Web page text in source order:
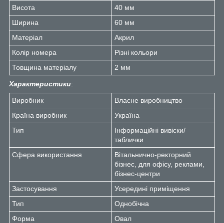
Висота
40 мм
Ширина
60 мм
Матеріал
Акрил
Колір номера
Різні кольори
Товщина матеріалу
2 мм
Характеристики:
Виробник
Власне виробництво
Країна виробник
Україна
Тип
Інформаційні вивіски/
таблички
Сфера використання
Вітальнично-ректорний
бізнес, для офісу, реклами,
бізнес-центри
Застосування
Усередині приміщення
Тип
Однобічна
Форма
Овал